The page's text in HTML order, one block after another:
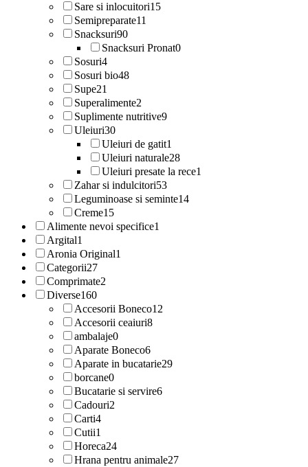
Sare si inlocuitori15
Semipreparate11
Snacksuri90
Snacksuri Pronat0
Sosuri4
Sosuri bio48
Supe21
Superalimente2
Suplimente nutritive9
Uleiuri30
Uleiuri de gatit1
Uleiuri naturale28
Uleiuri presate la rece1
Zahar si indulcitori53
Leguminoase si seminte14
Creme15
Alimente nevoi specifice1
Argital1
Aronia Original1
Categorii27
Comprimate2
Diverse160
Accesorii Boneco12
Accesorii ceaiuri8
ambalaje0
Aparate Boneco6
Aparate in bucatarie29
borcane0
Bucatarie si servire6
Cadouri2
Carti4
Cutii1
Horeca24
Hrana pentru animale27